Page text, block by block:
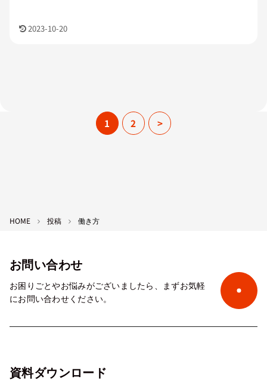
2023-10-20
1 2 >
HOME 投稿 働き方
お問い合わせ
お困りごとやお悩みがございましたら、まずお気軽
にお問い合わせください。
資料ダウンロード